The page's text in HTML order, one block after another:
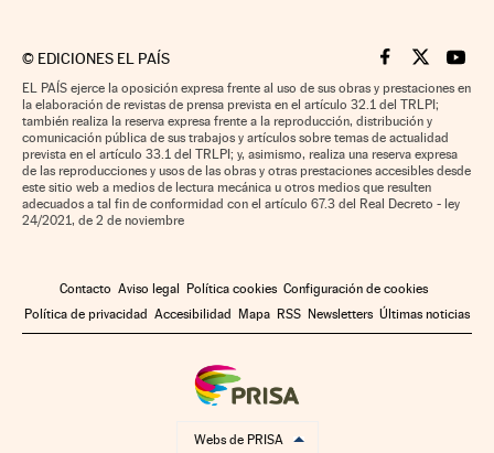
© EDICIONES EL PAÍS Cinco Días en
Cinco Días
Cinco
EL PAÍS ejerce la oposición expresa frente al uso de sus obras y prestaciones en
la elaboración de revistas de prensa prevista en el artículo 32.1 del TRLPI;
también realiza la reserva expresa frente a la reproducción, distribución y
comunicación pública de sus trabajos y artículos sobre temas de actualidad
prevista en el artículo 33.1 del TRLPI; y, asimismo, realiza una reserva expresa
de las reproducciones y usos de las obras y otras prestaciones accesibles desde
este sitio web a medios de lectura mecánica u otros medios que resulten
adecuados a tal fin de conformidad con el artículo 67.3 del Real Decreto - ley
24/2021, de 2 de noviembre
Contacto Aviso legal Política cookies Configuración de cookies
Política de privacidad Accesibilidad Mapa RSS Newsletters Últimas noticias
Webs de PRISA